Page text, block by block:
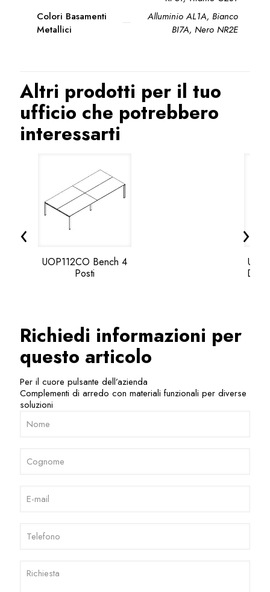
Colori Basamenti
Metallici
Alluminio AL1A, Bianco
BI7A, Nero NR2E
Altri prodotti per il tuo
ufficio che potrebbero
interessarti
UOP112CO Bench 4
Posti
‹ ›
Richiedi informazioni per
questo articolo
Per il cuore pulsante dell’azienda
Complementi di arredo con materiali funzionali per diverse
soluzioni